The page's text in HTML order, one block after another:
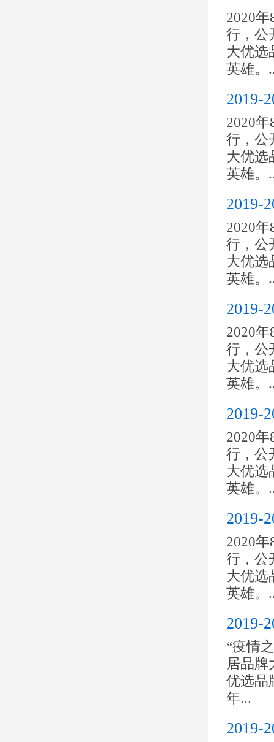
2020
行，公
大优选
英雄。
2019-
2020
行，公
大优选
英雄。
2019-
2020
行，公
大优选
英雄。
2019-
2020
行，公
大优选
英雄。
2019-
2020
行，公
大优选
英雄。
2019-
2020
行，公
大优选
英雄。
2019-
“疫情
居品牌
优选品
年...
2019-